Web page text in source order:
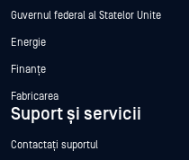
Guvernul federal al Statelor Unite
Energie
Finanțe
Fabricarea
Suport și servicii
Contactați suportul